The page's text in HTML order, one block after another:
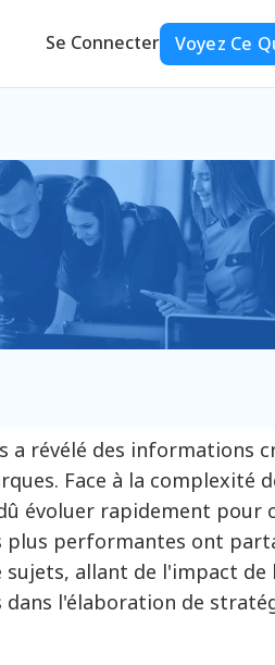
Se Connecter Voyez Ce
a révélé des informations
Face à la complexité
évoluer rapidement pour
plus performantes ont
allant de l'impact de
l'élaboration de